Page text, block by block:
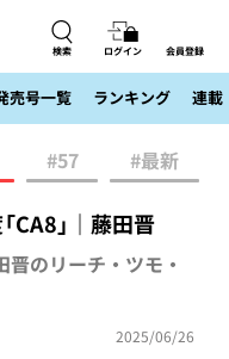
検索 ログイン 会員登録
売号一覧 ランキング 連載
#57 #最新
CA8」｜藤田晋
のリーチ・ツモ・
2025/06/26